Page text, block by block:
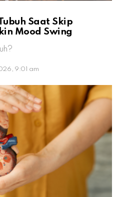
Saat Skip
Mood Swing
9:01 am